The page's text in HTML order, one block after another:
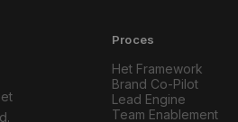
Proces
Het Framework
Brand Co-Pilot
Lead Engine
Team Enablement